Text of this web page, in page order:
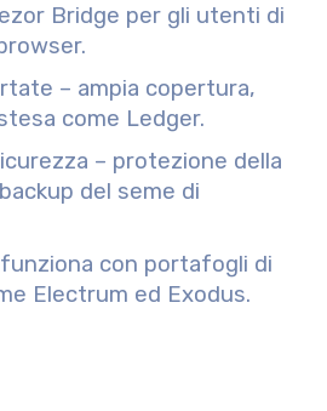
Bridge per gli utenti di
– ampia copertura,
come Ledger.
– protezione della
del seme di
con portafogli di
Electrum ed Exodus.